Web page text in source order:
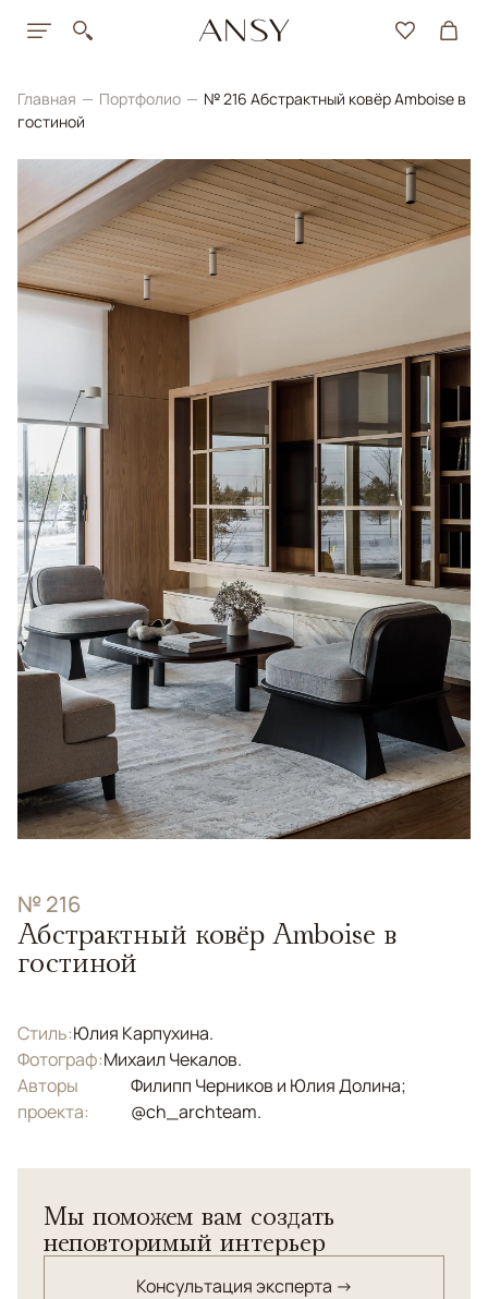
Главная Портфолио
№ 216 Абстрактный ковёр Amboise в
гостиной
№ 216
Абстрактный ковёр Amboise в
гостиной
Стиль:Юлия Карпухина.
Фотограф:Михаил Чекалов.
Авторы
проекта:
Филипп Черников и Юлия Долина;
@ch_archteam.
Мы поможем вам создать
неповторимый интерьер
Консультация эксперта →